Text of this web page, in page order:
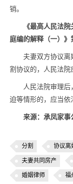
销。
《最高人民法
庭编的解释（一）》
夫妻双方协议
割协议的，人民法院
人民法院审理
迫等情形的，应当依
来源：承凤家事
分割 协议离
夫妻共同房产
婚姻律师 福